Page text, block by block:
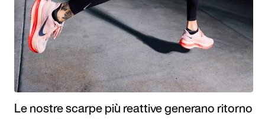
Le nostre scarpe più reattive generano ritorno